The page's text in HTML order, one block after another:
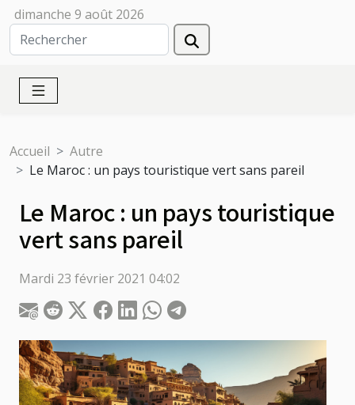
dimanche 9 août 2026
Accueil
Autre
Le Maroc : un pays touristique vert sans pareil
Le Maroc : un pays touristique
vert sans pareil
Mardi 23 février 2021 04:02